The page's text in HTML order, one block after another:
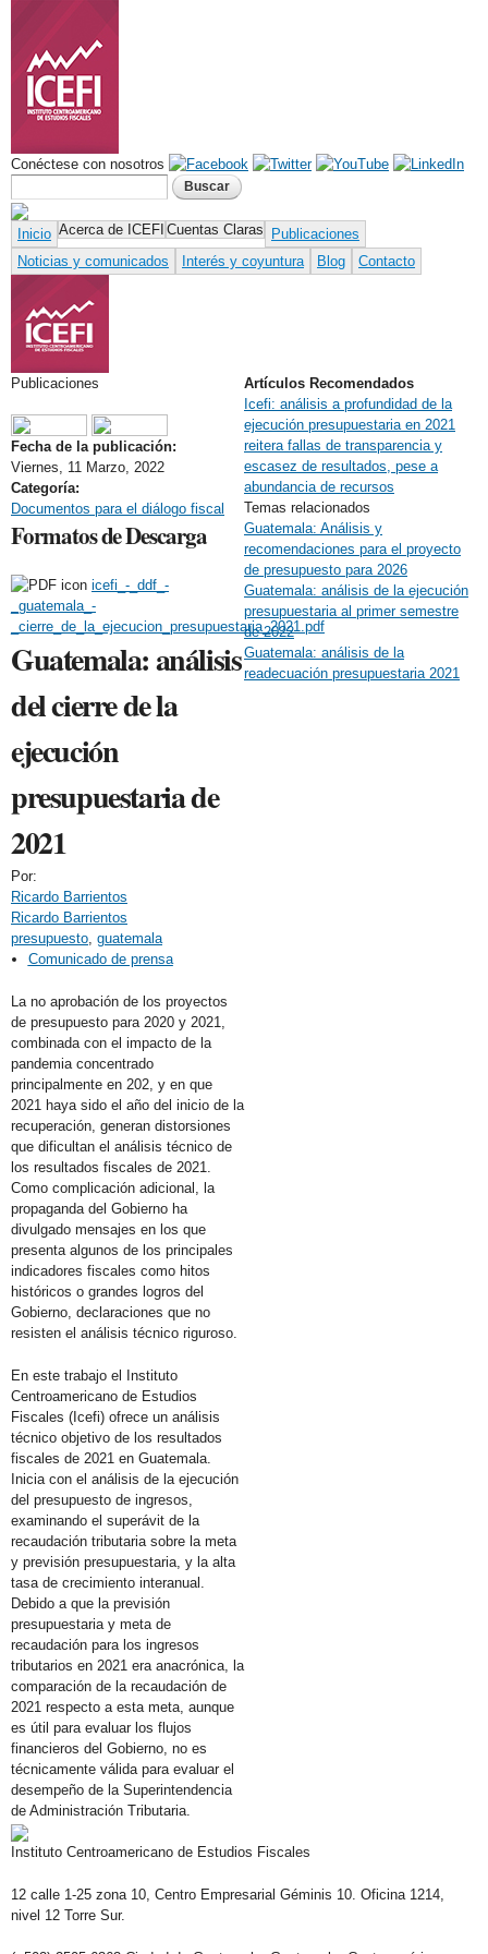
Conéctese con nosotros
Formulario de búsqueda
Inicio Acerca de ICEFI Cuentas Claras
Publicaciones
Noticias y comunicados
Interés y coyuntura Blog Contacto
Publicaciones
Share on Facebook
Tweet Widget
Linkedin Share Button
Fecha de la publicación:
Viernes, 11 Marzo, 2022
Categoría:
Documentos para el diálogo fiscal
Formatos de Descarga
icefi_-_ddf_-
_guatemala_-
_cierre_de_la_ejecucion_presupuestaria_2021.pdf
Guatemala: análisis
del cierre de la
ejecución
presupuestaria de
2021
Por:
Ricardo Barrientos
Ricardo Barrientos
presupuesto guatemala
Comunicado de prensa
La no aprobación de los proyectos
de presupuesto para 2020 y 2021,
combinada con el impacto de la
pandemia concentrado
principalmente en 202, y en que
2021 haya sido el año del inicio de la
recuperación, generan distorsiones
que dificultan el análisis técnico de
los resultados fiscales de 2021.
Como complicación adicional, la
propaganda del Gobierno ha
divulgado mensajes en los que
presenta algunos de los principales
indicadores fiscales como hitos
históricos o grandes logros del
Gobierno, declaraciones que no
resisten el análisis técnico riguroso.
En este trabajo el Instituto
Centroamericano de Estudios
Fiscales (Icefi) ofrece un análisis
técnico objetivo de los resultados
fiscales de 2021 en Guatemala.
Inicia con el análisis de la ejecución
del presupuesto de ingresos,
examinando el superávit de la
recaudación tributaria sobre la meta
y previsión presupuestaria, y la alta
tasa de crecimiento interanual.
Debido a que la previsión
presupuestaria y meta de
recaudación para los ingresos
tributarios en 2021 era anacrónica, la
comparación de la recaudación de
2021 respecto a esta meta, aunque
es útil para evaluar los flujos
financieros del Gobierno, no es
técnicamente válida para evaluar el
desempeño de la Superintendencia
de Administración Tributaria.
Artículos Recomendados
Icefi: análisis a profundidad de la
ejecución presupuestaria en 2021
reitera fallas de transparencia y
escasez de resultados, pese a
abundancia de recursos
Temas relacionados
Guatemala: Análisis y
recomendaciones para el proyecto
de presupuesto para 2026
Guatemala: análisis de la ejecución
presupuestaria al primer semestre
de 2022
Guatemala: análisis de la
readecuación presupuestaria 2021
Instituto Centroamericano de Estudios Fiscales
12 calle 1-25 zona 10, Centro Empresarial Géminis 10. Oficina 1214,
nivel 12 Torre Sur.